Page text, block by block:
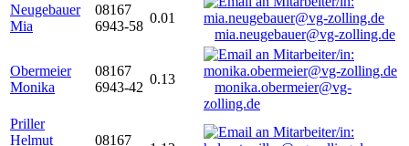
Neugebauer
Mia
08167
6943-58
0.01
mia.neugebauer@vg-zolling.de
Obermeier
Monika
08167
6943-42
0.13
monika.obermeier@vg-
zolling.de
Priller
Helmut
08167